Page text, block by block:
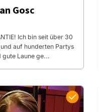
Gosc
Ich bin seit über 30
auf hunderten Partys
gute Laune ge...